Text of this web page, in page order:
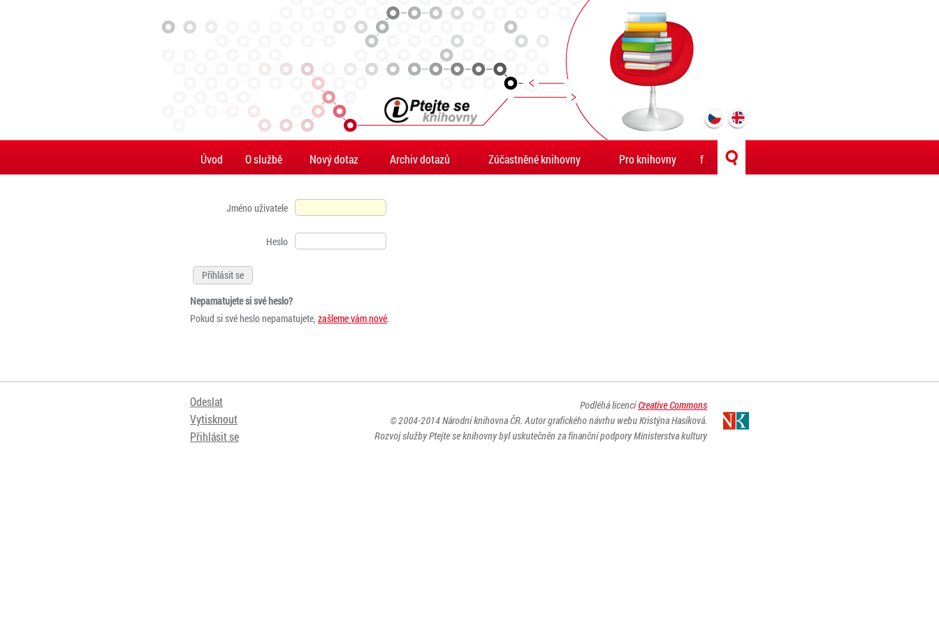
Úvod O službě Nový dotaz Archiv dotazů Zúčastněné knihovny Pro knihovny f
Jméno uživatele
Heslo
Nepamatujete si své heslo?
Pokud si své heslo nepamatujete, zašleme vám nové.
Odeslat
Vytisknout
Přihlásit se
Podléhá licenciCreative Commons
© 2004-2014Národní knihovna ČR. Autor grafického návrhu webu Kristýna Hasíková.
Rozvoj služby Ptejte se knihovny byl uskutečněn za finanční podpory Ministerstva kultury